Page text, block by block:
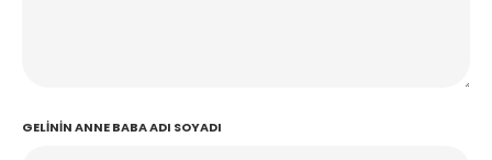
GELININ ANNE BABA ADI SOYADI